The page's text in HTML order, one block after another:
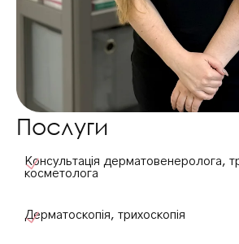
Послуги
Консультація дерматовенеролога,
косметолога
Дерматоскопія, трихоскопія